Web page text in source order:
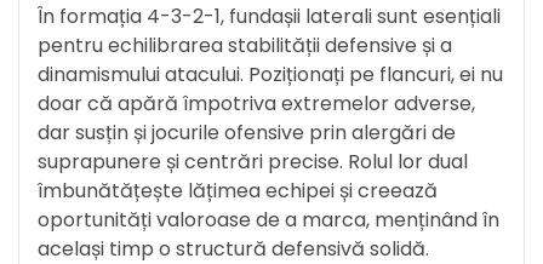
În formația 4-3-2-1, fundașii laterali sunt esențiali
pentru echilibrarea stabilității defensive și a
dinamismului atacului. Poziționați pe flancuri, ei nu
doar că apără împotriva extremelor adverse,
dar susțin și jocurile ofensive prin alergări de
suprapunere și centrări precise. Rolul lor dual
îmbunătățește lățimea echipei și creează
oportunități valoroase de a marca, menținând în
același timp o structură defensivă solidă.